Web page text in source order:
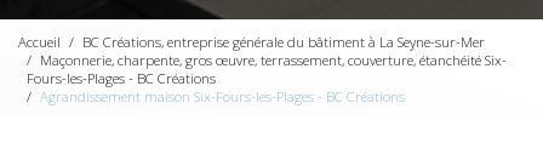
Accueil
BC Créations, entreprise générale du bâtiment à La Seyne-sur-Mer
Maçonnerie, charpente, gros œuvre, terrassement, couverture, étanchéité Six-
Fours-les-Plages - BC Créations
Agrandissement maison Six-Fours-les-Plages - BC Créations